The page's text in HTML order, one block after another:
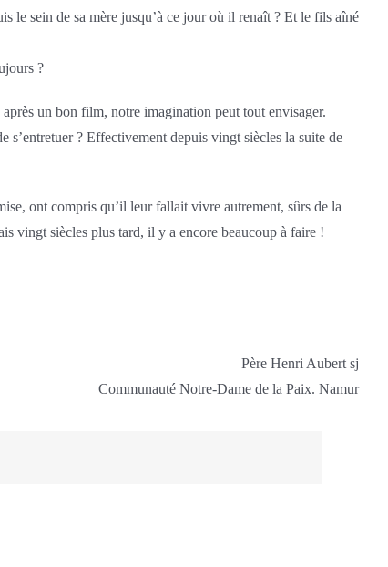
le sein de sa mère jusqu’à ce jour où il renaît ? Et le fils aîné
?
un bon film, notre imagination peut tout envisager.
s’entretuer ? Effectivement depuis vingt siècles la suite de
ont compris qu’il leur fallait vivre autrement, sûrs de la
vingt siècles plus tard, il y a encore beaucoup à faire !
Père Henri Aubert sj
Communauté Notre-Dame de la Paix. Namur